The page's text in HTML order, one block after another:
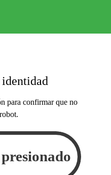
para confirmar que no